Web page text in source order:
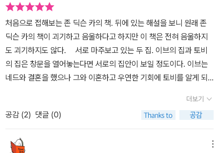
집품 따위를 감상하고 있었기 때문에 충동을 가까스로 억제하고 네드
에게 집에서 나가줄 것을 요청했다. 하지만 네드는 뻔뻔스럽고 능글
능글하게 요청을 거절하였는데 그렇게 실랑이를 벌이던 두 사람은 한
순간 맞은편 집의 모리스 로즈 경이 누군가에 의해 살해당한 장면을
목격하게 되는데...... 작가인 존 딕슨 카는 미스터리 작가로 꽤 유명한
인물이고 특히 밀실트릭에 집착하여 명성을 날린 바 있다. 이 작품은
그가 데뷔한 지 12년이 지나서 발표한 그의 대표작으로 불릴 만한데,
역시나 물리적으로 절대 있을 수 없을 것 같은 불가능한 조건들을 가
머지 스토리의 전개가 복잡하고 다소 더딘 감이 없지 않지만 그것도
읽을수록 묘미를 느낄 수 있게 하는 면도 있었다. 책 속에는 그의 중편
처음으로 접해보는 존 딕슨 카의 책. 뒤에 있는 해설을 보니 원래 존
딕슨 카의 책이 괴기하고 음울하다고 하지만 이 책은 전혀 음울하지
도 괴기하지도 않다. 서로 마주보고 있는 두 집. 이브의 집과 토비
의 집은 창문을 열어놓는다면 서로의 집안이 보일 정도이다. 이브는
네드와 결혼을 했으나 그와 이혼하고 우연한 기회에 토비를 알게 되
는 이브를 찾아와 그녀를 범하려고 하고, 그 날 밤 토비의 아버지 모리
스가 누군가에게 살해당하게 되고 이는 네드에 의해서 목격된다. 그
리고 수사가 진행되면서 갖가지 불리한 증거로 인하여 범인으로 몰리
는 이브. 그녀는 자신의 무죄를 보이기 위해 네드를 부르려고 하지만
더보기
공감 (2) 댓글 (0)